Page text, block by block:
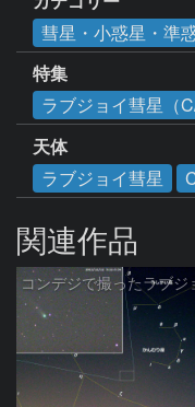
彗星・小惑星・準
特集
ラブジョイ彗星（
天体
ラブジョイ彗星
関連作品